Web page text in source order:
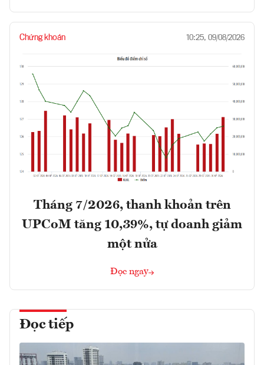
Chứng khoán 10:25, 09/08/2026
Tháng 7/2026, thanh khoản trên
UPCoM tăng 10,39%, tự doanh giảm
một nửa
Đọc ngay
Đọc tiếp